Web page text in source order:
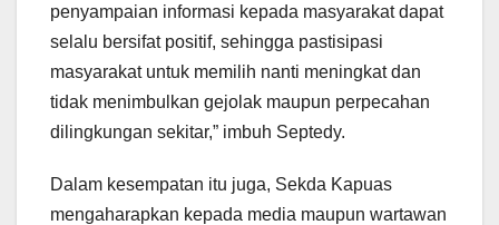
penyampaian informasi kepada masyarakat dapat
selalu bersifat positif, sehingga pastisipasi
masyarakat untuk memilih nanti meningkat dan
tidak menimbulkan gejolak maupun perpecahan
dilingkungan sekitar,” imbuh Septedy.
Dalam kesempatan itu juga, Sekda Kapuas
mengaharapkan kepada media maupun wartawan